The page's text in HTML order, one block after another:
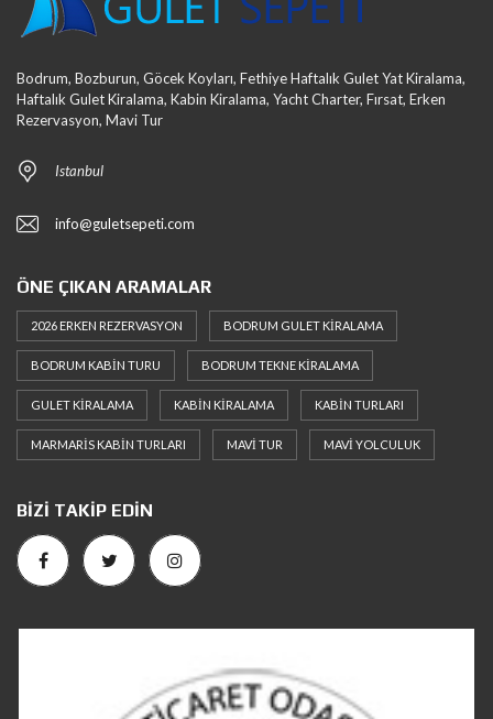
Bodrum, Bozburun, Göcek Koyları, Fethiye Haftalık Gulet Yat Kiralama,
Haftalık Gulet Kiralama, Kabin Kiralama, Yacht Charter, Fırsat, Erken
Rezervasyon, Mavi Tur
Istanbul
info@guletsepeti.com
ÖNE ÇIKAN ARAMALAR
2026 ERKEN REZERVASYON BODRUM GULET KIRALAMA
BODRUM KABIN TURU BODRUM TEKNE KIRALAMA
GULET KIRALAMA KABIN KIRALAMA KABIN TURLARI
MARMARIS KABIN TURLARI MAVI TUR MAVI YOLCULUK
BIZI TAKIP EDIN